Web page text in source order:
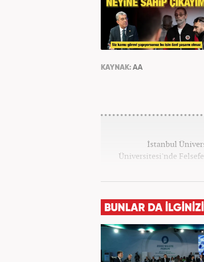
KAYNAK: AA
İstanbul
Üniversitesi'nde
BUNLAR DA